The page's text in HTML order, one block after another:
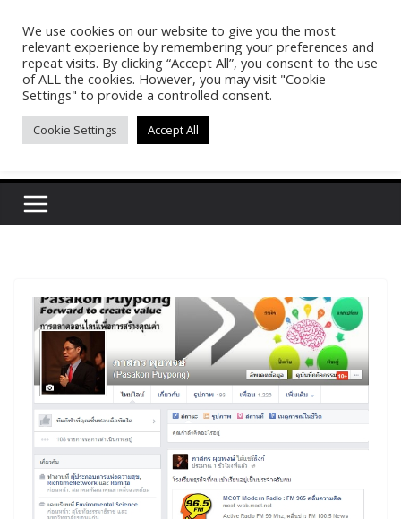
contentPasakon Puypong
(tonypuy)
เปิดพื้นที่การเรียนรู้และพร้อมแบ่งปันของผม
We use cookies on our website to give you the most
relevant experience by remembering your preferences and
repeat visits. By clicking “Accept All”, you consent to the use
of ALL the cookies. However, you may visit "Cookie
Settings" to provide a controlled consent.
Cookie Settings Accept All